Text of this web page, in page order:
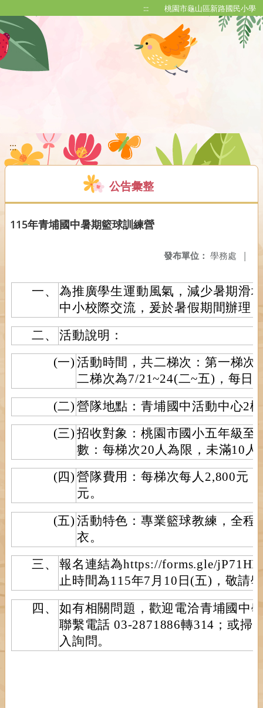
::: 桃園市龜山區新路國民小學
:::
公告彙整
115年青埔國中暑期籃球訓練營
發布單位： 學務處 |
一、
為推廣學生運動風氣，減少暑期滑
中小校際交流，爰於暑假期間辦理
二、
活動說明：
(一) 活動時間，共二梯次：第一梯次
二梯次為7/21~24(二~五)，每日
(二) 營隊地點：青埔國中活動中心2
(三) 招收對象：桃園市國小五年級至
數：每梯次20人為限，未滿10人
(四) 營隊費用：每梯次每人2,800元
元。
(五) 活動特色：專業籃球教練，全程
衣。
三、
報名連結為https://forms.gle/
止時間為115年7月10日(五)，敬請
四、
如有相關問題，歡迎電洽青埔國中
聯繫電話 03-2871886轉314；或掃
入詢問。